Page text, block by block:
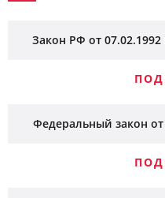
Закон РФ от 07.02.1992
Федеральный закон